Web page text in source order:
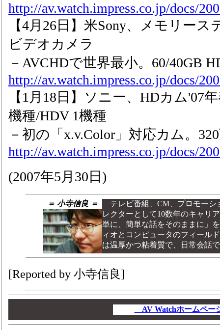
http://av.watch.impress.co.jp/docs/
【4月26日】米Sony、メモリー
ビデオカメラ
－AVCHDで世界最小。60/40GB
http://av.watch.impress.co.jp/docs/
【1月18日】ソニー、HDカム'07
機種/HDV 1機種
－初の「x.v.Color」対応カム。
http://av.watch.impress.co.jp/docs/
(2007年5月30日)
＝ 小寺信良 ＝
テレビ番組、CM、プロモーシ
レクターとして10数年のキャリ
単に、簡単な話をそのままに」
ィオとコンピュータのフィール
は温厚かつ粘着質で、日常会話
[Reported by 小寺信良]
AV Watchホームペ